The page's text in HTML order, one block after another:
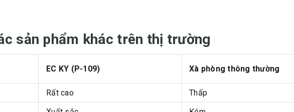
sản phẩm khác trên thị trường
EC KY (P-109) Xà phòng thông thường
Rất cao
Thấp